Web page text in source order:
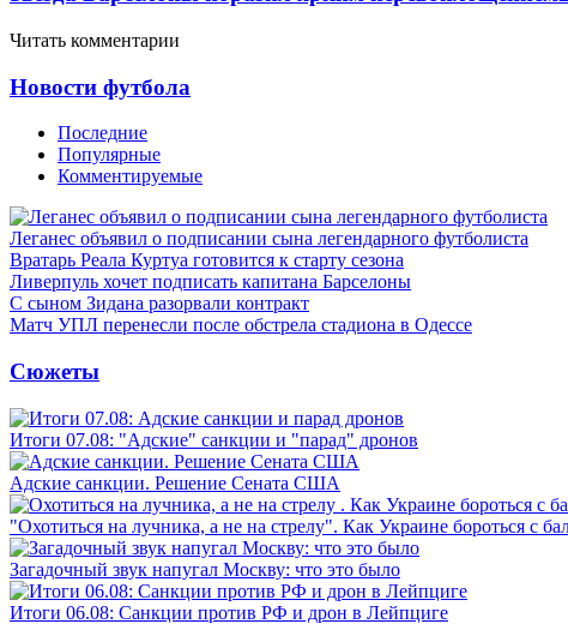
Читать комментарии
Новости футбола
Последние
Популярные
Комментируемые
Леганес объявил о подписании сына легендарного футболиста
Вратарь Реала Куртуа готовится к старту сезона
Ливерпуль хочет подписать капитана Барселоны
С сыном Зидана разорвали контракт
Матч УПЛ перенесли после обстрела стадиона в Одессе
Сюжеты
Итоги 07.08: "Адские" санкции и "парад" дронов
Адские санкции. Решение Сената США
"Охотиться на лучника, а не на стрелу". Как Украине бороться с
Загадочный звук напугал Москву: что это было
Итоги 06.08: Санкции против РФ и дрон в Лейпциге